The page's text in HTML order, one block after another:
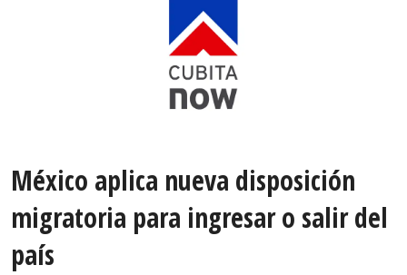
México aplica nueva disposición
migratoria para ingresar o salir del
país